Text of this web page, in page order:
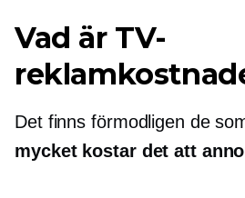
Vad är TV-
Det finns förmodligen de
mycket kostar det att